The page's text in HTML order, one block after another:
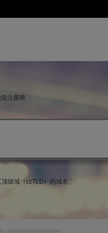
注册商
级域（ccTLD）的域名 ;